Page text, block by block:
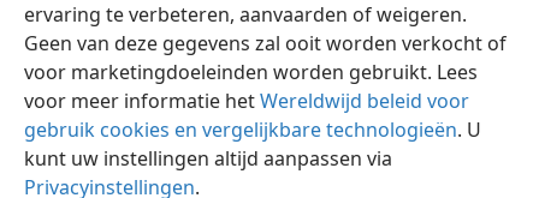
ervaring te verbeteren, aanvaarden of weigeren.
Geen van deze gegevens zal ooit worden verkocht of
voor marketingdoeleinden worden gebruikt. Lees
voor meer informatie hetWereldwijd beleid voor
gebruik cookies en vergelijkbare technologieën. U
kunt uw instellingen altijd aanpassen via
Privacyinstellingen.
Copyright © 2026 Watch Tower Bible and Tract Society of Pennsylvania
Gebruiksvoorwaarden Privacybeleid
Privacyinstellingen
Inloggen